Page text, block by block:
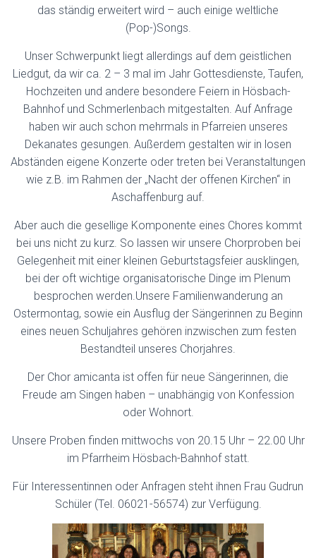
das ständig erweitert wird – auch einige weltliche
(Pop-)Songs.
Unser Schwerpunkt liegt allerdings auf dem geistlichen
Liedgut, da wir ca. 2 – 3 mal im Jahr Gottesdienste, Taufen,
Hochzeiten und andere besondere Feiern in Hösbach-
Bahnhof und Schmerlenbach mitgestalten. Auf Anfrage
haben wir auch schon mehrmals in Pfarreien unseres
Dekanates gesungen. Außerdem gestalten wir in losen
Abständen eigene Konzerte oder treten bei Veranstaltungen
wie z.B. im Rahmen der „Nacht der offenen Kirchen“ in
Aschaffenburg auf.
Aber auch die gesellige Komponente eines Chores kommt
bei uns nicht zu kurz. So lassen wir unsere Chorproben bei
Gelegenheit mit einer kleinen Geburtstagsfeier ausklingen,
bei der oft wichtige organisatorische Dinge im Plenum
besprochen werden.Unsere Familienwanderung an
Ostermontag, sowie ein Ausflug der Sängerinnen zu Beginn
eines neuen Schuljahres gehören inzwischen zum festen
Bestandteil unseres Chorjahres.
Der Chor amicanta ist offen für neue Sängerinnen, die
Freude am Singen haben – unabhängig von Konfession
oder Wohnort.
Unsere Proben finden mittwochs von 20.15 Uhr – 22.00 Uhr
im Pfarrheim Hösbach-Bahnhof statt.
Für Interessentinnen oder Anfragen steht ihnen Frau Gudrun
Schüler (Tel. 06021-56574) zur Verfügung.